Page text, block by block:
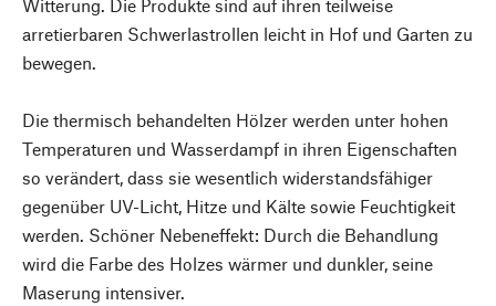
Witterung. Die Produkte sind auf ihren teilweise
arretierbaren Schwerlastrollen leicht in Hof und Garten zu
bewegen.
Die thermisch behandelten Hölzer werden unter hohen
Temperaturen und Wasserdampf in ihren Eigenschaften
so verändert, dass sie wesentlich widerstandsfähiger
gegenüber UV-Licht, Hitze und Kälte sowie Feuchtigkeit
werden. Schöner Nebeneffekt: Durch die Behandlung
wird die Farbe des Holzes wärmer und dunkler, seine
Maserung intensiver.